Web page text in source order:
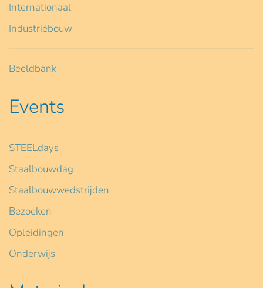
Internationaal
Industriebouw
Beeldbank
Events
STEELdays
Staalbouwdag
Staalbouwwedstrijden
Bezoeken
Opleidingen
Onderwijs